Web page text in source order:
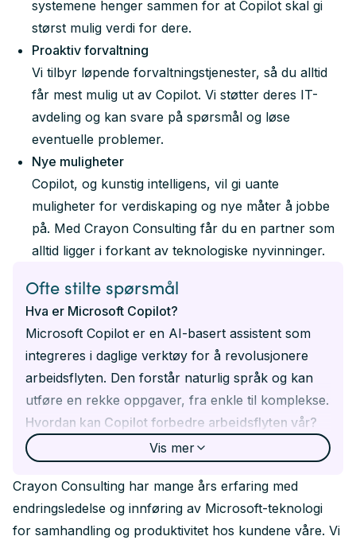
systemene henger sammen for at Copilot skal gi
størst mulig verdi for dere.
Proaktiv forvaltning
Vi tilbyr løpende forvaltningstjenester, så du alltid
får mest mulig ut av Copilot. Vi støtter deres IT-
avdeling og kan svare på spørsmål og løse
eventuelle problemer.
Nye muligheter
Copilot, og kunstig intelligens, vil gi uante
muligheter for verdiskaping og nye måter å jobbe
på. Med Crayon Consulting får du en partner som
alltid ligger i forkant av teknologiske nyvinninger.
Ofte stilte spørsmål
Hva er Microsoft Copilot?
Microsoft Copilot er en AI-basert assistent som
integreres i daglige verktøy for å revolusjonere
arbeidsflyten. Den forstår naturlig språk og kan
utføre en rekke oppgaver, fra enkle til komplekse.
Hvordan kan Copilot forbedre arbeidsflyten vår?
Copilot kan forbedre arbeidsflyten ved å tilby
veiledning, automatisering av oppgaver og
relevante forslag i sanntid, basert på bedriftens
eksisterende data som e-poster, Teams-møter,
chat-meldinger og dokumenter.
Vis mer
Crayon Consulting har mange års erfaring med
endringsledelse og innføring av Microsoft-teknologi
for samhandling og produktivitet hos kundene våre. Vi